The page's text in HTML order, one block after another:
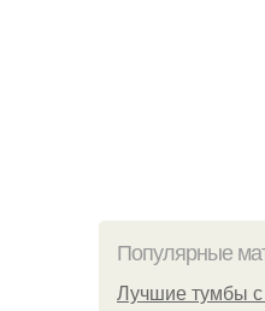
Популярные
Лучшие тумбы с